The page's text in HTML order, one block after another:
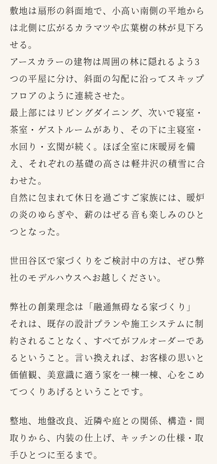
敷地は扇形の斜面地で、小高い南側の平地から
は北側に広がるカラマツや広葉樹の林が見下ろ
せる。
アースカラーの建物は周囲の林に隠れるよう3
つの平屋に分け、斜面の勾配に沿ってスキップ
フロアのように連続させた。
最上部にはリビングダイニング、次いで寝室・
茶室・ゲストルームがあり、その下に主寝室・
水回り・玄関が続く。ほぼ全室に床暖房を備
え、それぞれの基礎の高さは軽井沢の積雪に合
わせた。
自然に包まれて休日を過ごすご家族には、暖炉
の炎のゆらぎや、薪のはぜる音も楽しみのひと
つとなった。
世田谷区で家づくりをご検討中の方は、ぜひ弊
社のモデルハウスへお越しください。
弊社の創業理念は「融通無碍なる家づくり」
それは、既存の設計プランや施工システムに制
約されることなく、すべてがフルオーダーであ
るということ。言い換えれば、お客様の思いと
価値観、美意識に適う家を一棟一棟、心をこめ
てつくりあげるということです。
整地、地盤改良、近隣や庭との関係、構造・間
取りから、内装の仕上げ、キッチンの仕様・取
手ひとつに至るまで。